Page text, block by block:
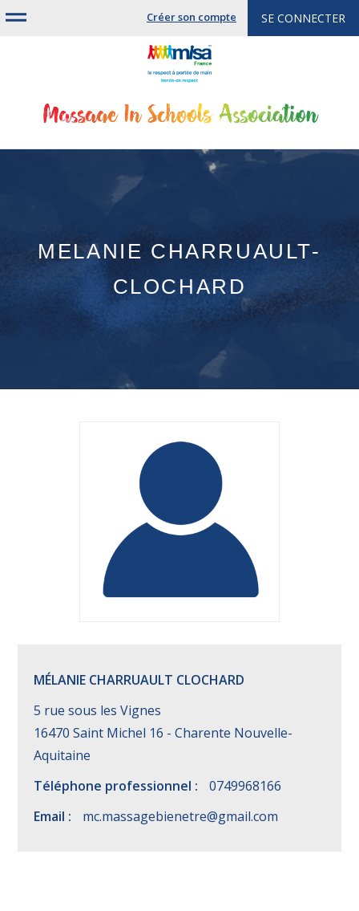
Jump
Créer son compte SE CONNECTER
MELANIE CHARRUAULT-
CLOCHARD
MÉLANIE CHARRUAULT CLOCHARD
5 rue sous les Vignes
16470 Saint Michel 16 - Charente Nouvelle-
Aquitaine
Téléphone professionnel :
0749968166
Email :
mc.massagebienetre@gmail.com